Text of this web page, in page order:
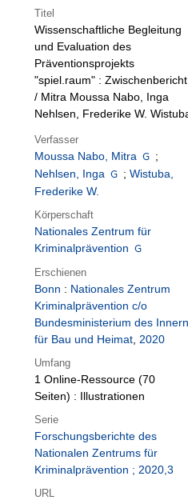
Titel
Wissenschaftliche Begleitung
und Evaluation des
Präventionsprojekts
"spiel.raum" : Zwischenbericht
/ Mitra Moussa Nabo, Inga
Nehlsen, Frederike W.
Verfasser
Moussa Nabo, Mitra
;
Nehlsen, Inga
; Wistuba,
Frederike W.
Körperschaft
Nationales Zentrum für
Kriminalprävention
Erschienen
Bonn : Nationales Zentrum
Kriminalprävention c/o
Bundesministerium des
für Bau und Heimat, 2020
Umfang
1 Online-Ressource (70
Seiten) : Illustrationen
Serie
Forschungsberichte des
Nationalen Zentrums für
Kriminalprävention ; 2020,3
URL